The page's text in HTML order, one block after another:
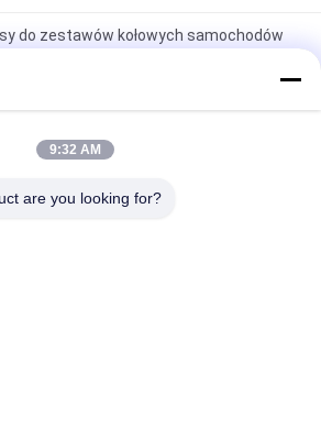
do zestawów kołowych samochodów
Prasa do demontażu zestawu
315 ton Metro z obrotowym
9:32 AM
are you looking for?